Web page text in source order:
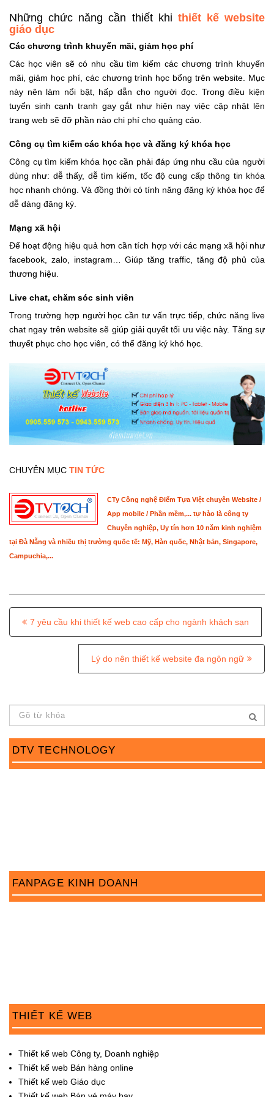
Những chức năng cần thiết khi thiết kế website
giáo dục
Các chương trình khuyến mãi, giảm học phí
Các học viên sẽ có nhu cầu tìm kiếm các chương trình khuyến
mãi, giảm học phí, các chương trình học bổng trên website. Mục
này nên làm nổi bật, hấp dẫn cho người đọc. Trong điều kiện
tuyển sinh cạnh tranh gay gắt như hiện nay việc cập nhật lên
trang web sẽ đỡ phần nào chi phí cho quảng cáo.
Công cụ tìm kiếm các khóa học và đăng ký khóa học
Công cụ tìm kiếm khóa học cần phải đáp ứng nhu cầu của người
dùng như: dễ thấy, dễ tìm kiếm, tốc độ cung cấp thông tin khóa
học nhanh chóng. Và đồng thời có tính năng đăng ký khóa học để
dễ dàng đăng ký.
Mạng xã hội
Để hoạt động hiệu quả hơn cần tích hợp với các mạng xã hội như
facebook, zalo, instagram… Giúp tăng traffic, tăng độ phủ của
thương hiệu.
Live chat, chăm sóc sinh viên
Trong trường hợp người học cần tư vấn trực tiếp, chức năng live
chat ngay trên website sẽ giúp giải quyết tối ưu việc này. Tăng sự
thuyết phục cho học viên, có thể đăng ký khó học.
CHUYÊN MỤC TIN TỨC
CTy Công nghệ Điểm Tựa Việt chuyên Website /
App mobile / Phần mềm,... tự hào là công ty
Chuyên nghiệp, Uy tín hơn 10 năm kinh nghiệm
tại Đà Nẵng và nhiều thị trường quốc tế: Mỹ, Hàn quốc, Nhật bản, Singapore,
Campuchia,...
P
o
v
i
n
7 yêu cầu khi thiết kế web cao cấp cho ngành khách sạn
Lý do nên thiết kế website đa ngôn ngữ
DTV TECHNOLOGY
FANPAGE KINH DOANH
THIẾT KẾ WEB
Thiết kế web Công ty, Doanh nghiệp
Thiết kế web Bán hàng online
Thiết kế web Giáo dục